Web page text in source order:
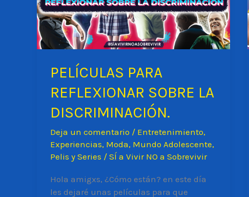
PELÍCULAS PARA
REFLEXIONAR SOBRE LA
DISCRIMINACIÓN.
Deja un comentario / Entretenimiento,
Experiencias, Moda, Mundo Adolescente,
Pelis y Series / SÍ a Vivir NO a Sobrevivir
Hola amigxs, ¿Cómo están? en este día
les dejaré unas películas para que